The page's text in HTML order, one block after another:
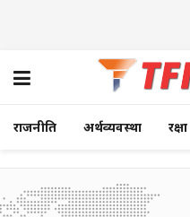
राजनीति अर्थव्यवस्था रक्षा